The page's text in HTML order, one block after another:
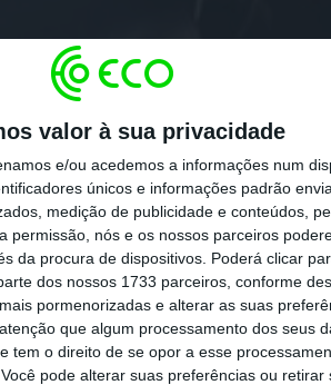
valor à sua privacidade
e/ou acedemos a informações num
únicos e informações padrão
medição de publicidade e conteúdos,
permissão, nós e os nossos parceiros
da procura de dispositivos. Poderá clicar
dos nossos 1733 parceiros, conforme
pormenorizadas e alterar as suas
que algum processamento dos seus
tem o direito de se opor a esse
pode alterar suas preferências ou retirar